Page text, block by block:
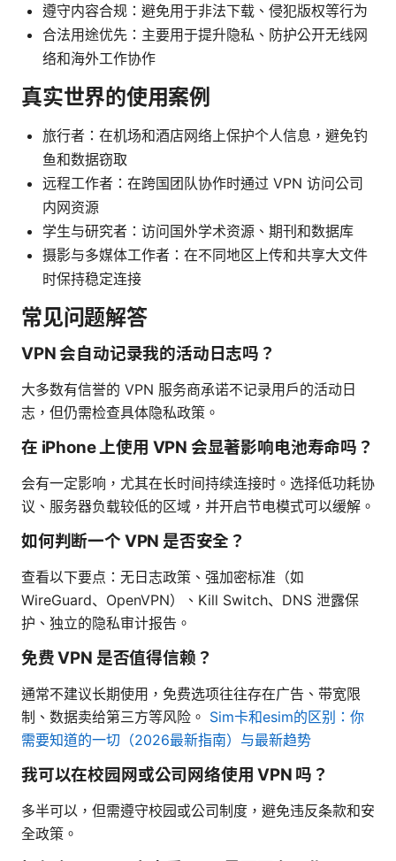
遵守内容合规：避免用于非法下载、侵犯版权等行为
合法用途优先：主要用于提升隐私、防护公开无线网
络和海外工作协作
真实世界的使用案例
旅行者：在机场和酒店网络上保护个人信息，避免钓
鱼和数据窃取
远程工作者：在跨国团队协作时通过 VPN 访问公司
内网资源
学生与研究者：访问国外学术资源、期刊和数据库
摄影与多媒体工作者：在不同地区上传和共享大文件
时保持稳定连接
常见问题解答
VPN 会自动记录我的活动日志吗？
大多数有信誉的 VPN 服务商承诺不记录用户的活动日
志，但仍需检查具体隐私政策。
在 iPhone 上使用 VPN 会显著影响电池寿命吗？
会有一定影响，尤其在长时间持续连接时。选择低功耗协
议、服务器负载较低的区域，并开启节电模式可以缓解。
如何判断一个 VPN 是否安全？
查看以下要点：无日志政策、强加密标准（如
WireGuard、OpenVPN）、Kill Switch、DNS 泄露保
护、独立的隐私审计报告。
免费 VPN 是否值得信赖？
通常不建议长期使用，免费选项往往存在广告、带宽限
制、数据卖给第三方等风险。 Sim卡和esim的区别：你
需要知道的一切（2026最新指南）与最新趋势
我可以在校园网或公司网络使用 VPN 吗？
多半可以，但需遵守校园或公司制度，避免违反条款和安
全政策。